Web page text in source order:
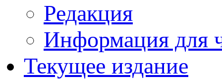
Редакция
Информация для
Текущее издание